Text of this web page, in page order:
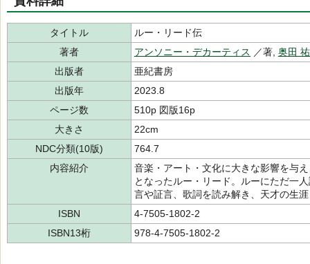
タイトル
ルー・リード伝
著者
アンソニー・デカーティス ／著, 奥田
出版者
亜紀書房
出版年
2023.8
ページ数
510p 図版16p
大きさ
22cm
NDC分類(10版)
764.7
内容紹介
音楽・アート・文化に大きな影響を与
となったルー・リード。ルーにただ一
言や証言、歌詞を読み解き、天才の生
ISBN
4-7505-1802-2
ISBN13桁
978-4-7505-1802-2